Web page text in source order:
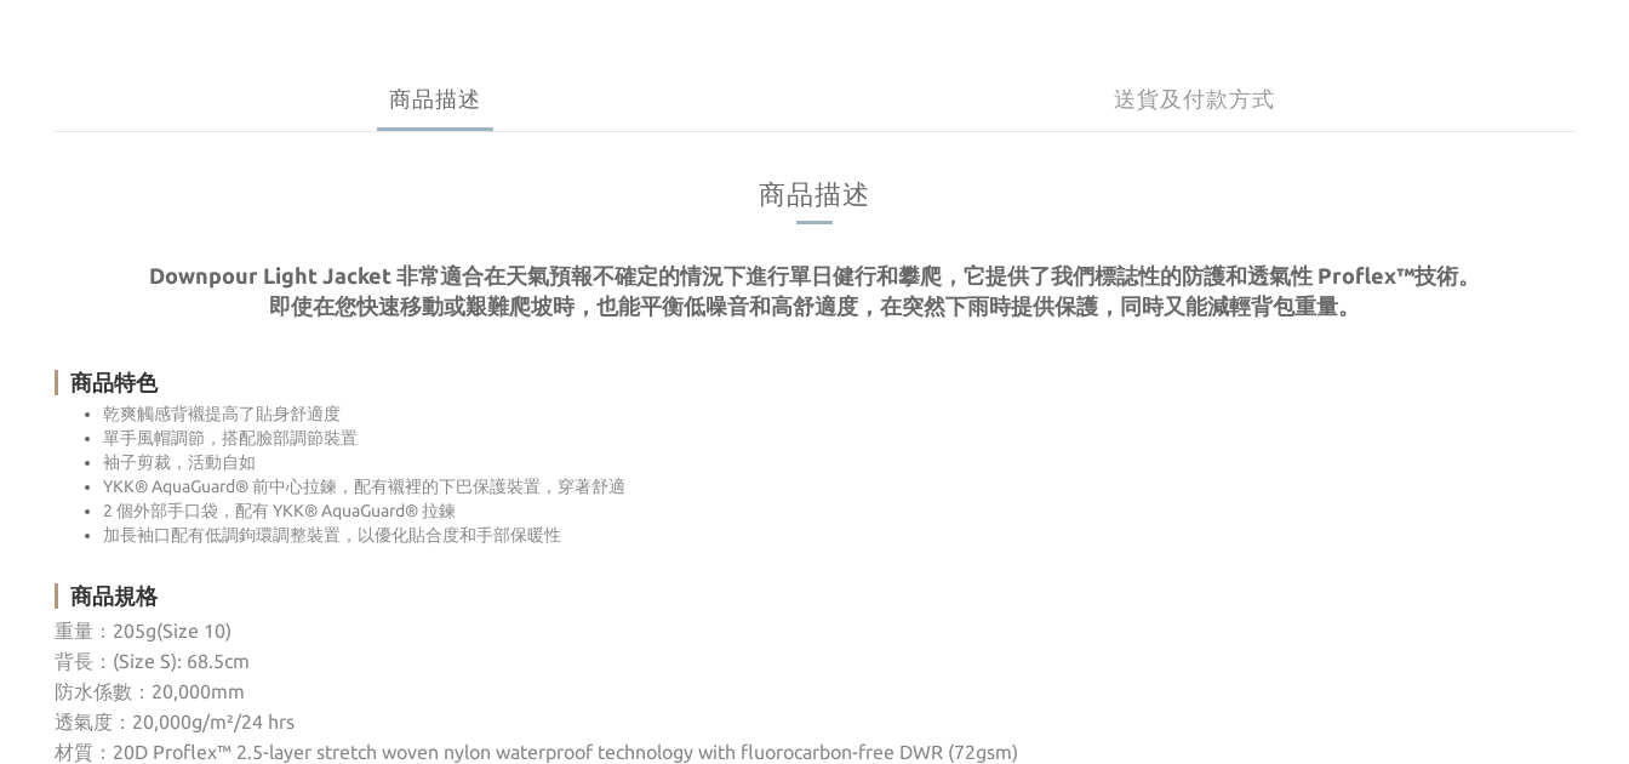
商品描述 送貨及付款方式
商品描述
Downpour Light Jacket 非常適合在天氣預報不確定的情況下進行單日健行和攀爬，它提供了我們標誌性的防護和透氣性 Proflex™技術。
即使在您快速移動或艱難爬坡時，也能平衡低噪音和高舒適度，在突然下雨時提供保護，同時又能減輕背包重量。
商品特色
乾爽觸感背襯提高了貼身舒適度
單手風帽調節，搭配臉部調節裝置
袖子剪裁，活動自如
YKK® AquaGuard® 前中心拉鍊，配有襯裡的下巴保護裝置，穿著舒適
2 個外部手口袋，配有 YKK® AquaGuard® 拉鍊
加長袖口配有低調鉤環調整裝置，以優化貼合度和手部保暖性
商品規格
重量：205g(Size 10)
背長： (Size S): 68.5cm
防水係數： 20,000mm
透氣度： 20,000g/m²/24 hrs
材質： 20D Proflex™ 2.5-layer stretch woven nylon waterproof technology with fluorocarbon-free DWR (72gsm)